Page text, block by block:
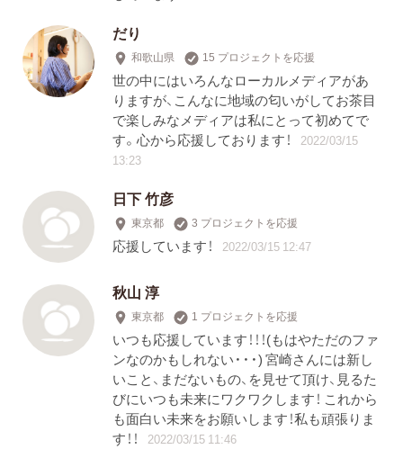
だり
和歌山県 15 プロジェクトを応援
世の中にはいろんなローカルメディアがあ
りますが、こんなに地域の匂いがしてお茶目
で楽しみなメディアは私にとって初めてで
す。心から応援しております！
2022/03/15
13:23
日下 竹彦
東京都 3 プロジェクトを応援
応援しています！ 2022/03/15 12:47
秋山 淳
東京都 1 プロジェクトを応援
いつも応援しています！！！(もはやただのファ
ンなのかもしれない・・・) 宮崎さんには新し
いこと、まだないもの、を見せて頂け、見るた
びにいつも未来にワクワクします！ これから
も面白い未来をお願いします！私も頑張りま
す！！
2022/03/15 11:46